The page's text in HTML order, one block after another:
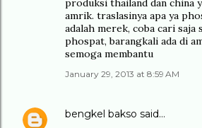
produksi thailand dan china
amrik. traslasinya apa ya
adalah merek, coba cari
phospat, barangkali ada di
semoga membantu
January 29, 2013 at 8:59 AM
bengkel bakso said…